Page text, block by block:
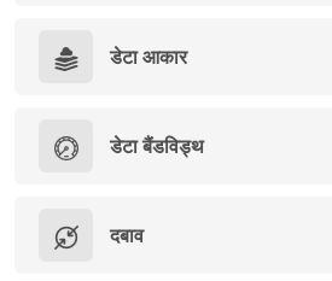
डेटा आकार
डेटा बैंडविड्थ
दबाव